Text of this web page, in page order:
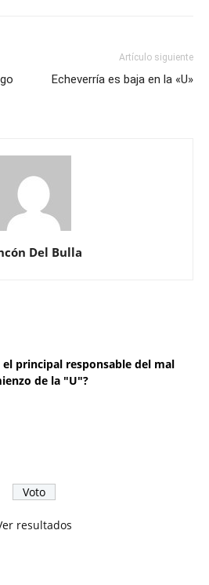
Artículo siguiente
Echeverría es baja en la «U»
Del Bulla
el principal responsable del mal
de la "U"?
resultados